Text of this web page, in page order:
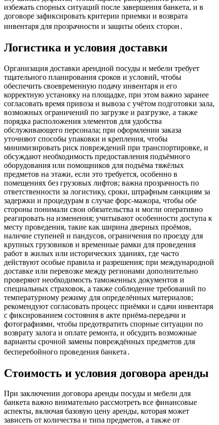
избежать спорных ситуаций после завершения банкета, и в
договоре зафиксировать критерии приемки и возврата
инвентаря для прозрачности и защиты обеих сторон․
Логистика и условия доставки
Организация доставки арендной посуды и мебели требует
тщательного планирования сроков и условий, чтобы
обеспечить своевременную подачу инвентаря и его
корректную установку на площадке, при этом важно заранее
согласовать время привоза и вывоза с учётом подготовки зала,
возможных ограничений по загрузке и разгрузке, а также
порядка расположения элементов для удобства
обслуживающего персонала; при оформлении заказа
уточняют способы упаковки и крепления, чтобы
минимизировать риск повреждений при транспортировке, и
обсуждают необходимость предоставления подъёмного
оборудования или помощников для подъёма тяжёлых
предметов на этажи, если это требуется, особенно в
помещениях без грузовых лифтов; важна прозрачность по
ответственности за логистику, сроки, штрафным санкциям за
задержки и процедурам в случае форс-мажора, чтобы обе
стороны понимали свои обязательства и могли оперативно
реагировать на изменения; учитывают особенности доступа к
месту проведения, такие как ширина дверных проёмов,
наличие ступеней и пандусов, ограничения по проезду для
крупных грузовиков и временные рамки для проведения
работ в жилых или исторических зданиях, где часто
действуют особые правила и разрешения; при международной
доставке или перевозке между регионами дополнительно
проверяют необходимость таможенных документов и
специальных страховок, а также соблюдение требований по
температурному режиму для определённых материалов;
рекомендуют согласовать процесс приёмки и сдачи инвентаря
с фиксированием состояния в акте приёма-передачи и
фотографиями, чтобы предотвратить спорные ситуации по
возврату залога и оплате ремонта, и обсудить возможные
варианты срочной замены повреждённых предметов для
бесперебойного проведения банкета․
Стоимость и условия договора аренды
При заключении договора аренды посуды и мебели для
банкета важно внимательно рассмотреть все финансовые
аспекты, включая базовую цену аренды, которая может
зависеть от количества и типа предметов, а также от